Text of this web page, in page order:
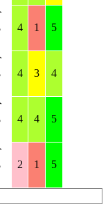
4 1 5
4 3 4
4 4 5
2 1 5